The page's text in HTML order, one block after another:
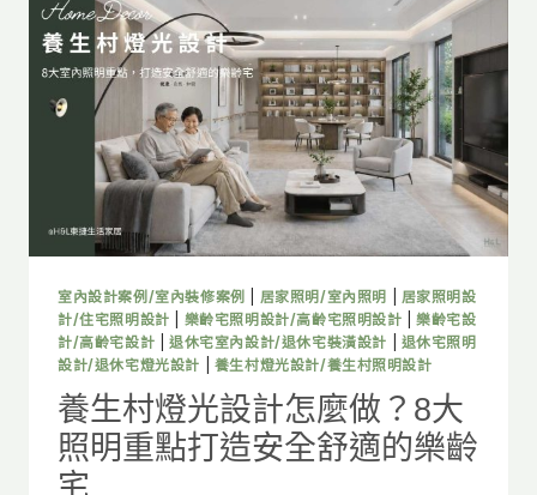
室內設計案例/室內裝修案例 居家照明/室內照明
居家照明設
計/住宅照明設計
樂齡宅照明設計/高齡宅照明設計 |樂齡宅設
計/高齡宅設計
退休宅室內設計/退休宅裝潢設計
退休宅照明
設計/退休宅燈光設計
養生村燈光設計/養生村照明設計
養生村燈光設計怎麼做？8大
照明重點打造安全舒適的樂齡
宅